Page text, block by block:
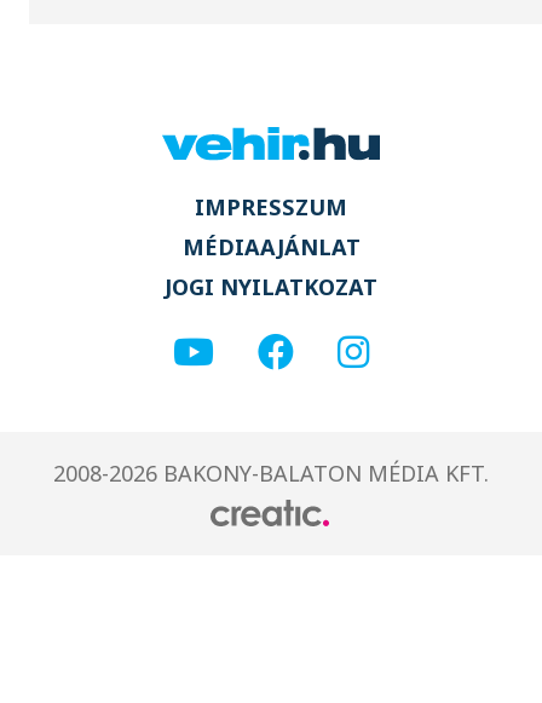
IMPRESSZUM
MÉDIAAJÁNLAT
JOGI NYILATKOZAT
2008-2026 BAKONY-BALATON MÉDIA KFT.